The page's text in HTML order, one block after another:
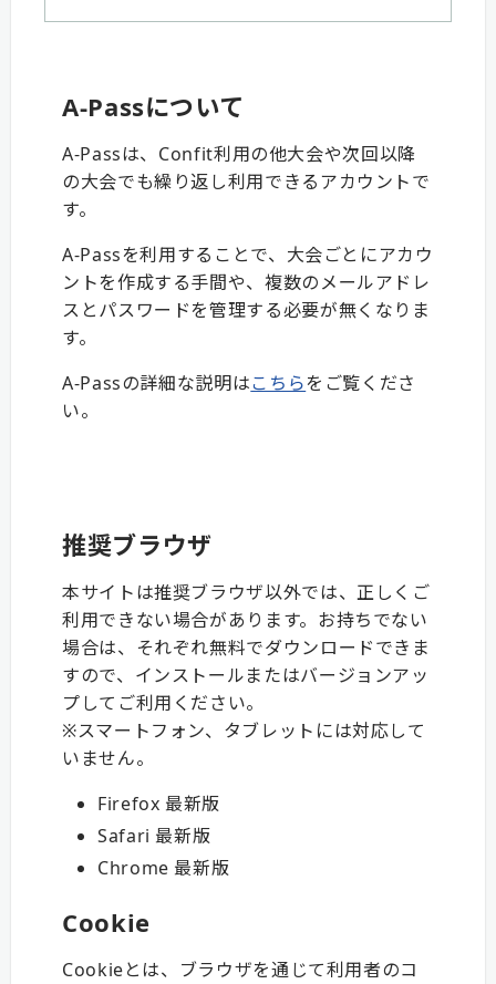
A-Passについて
A-Passは、Confit利用の他大会や次回以降
の大会でも繰り返し利用できるアカウントで
す。
A-Passを利用することで、大会ごとにアカウ
ントを作成する手間や、複数のメールアドレ
スとパスワードを管理する必要が無くなりま
す。
A-Passの詳細な説明はこちらをご覧くださ
い。
推奨ブラウザ
本サイトは推奨ブラウザ以外では、正しくご
利用できない場合があります。お持ちでない
場合は、それぞれ無料でダウンロードできま
すので、インストールまたはバージョンアッ
プしてご利用ください。
※スマートフォン、タブレットには対応して
いません。
Firefox 最新版
Safari 最新版
Chrome 最新版
Cookie
Cookieとは、ブラウザを通じて利用者のコ